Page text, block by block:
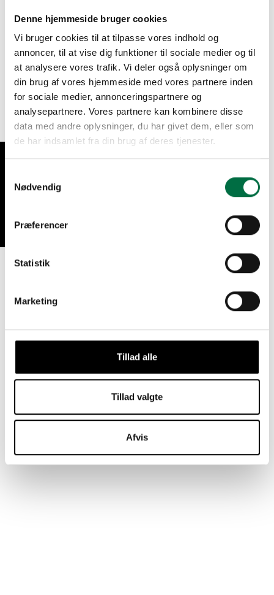
Denne hjemmeside bruger cookies
Vi bruger cookies til at tilpasse vores indhold og
annoncer, til at vise dig funktioner til sociale medier og til
at analysere vores trafik. Vi deler også oplysninger om
din brug af vores hjemmeside med vores partnere inden
for sociale medier, annonceringspartnere og
analysepartnere. Vores partnere kan kombinere disse
data med andre oplysninger, du har givet dem, eller som
de har indsamlet fra din brug af deres tjenester.
Nødvendig
Præferencer
Statistik
Marketing
Tillad alle
Tillad valgte
Afvis
trækker på referencer til de nordamerikanske indianere og
deres spirituelle smykker.
Normalpris: 1198 kr
Designet af Szhirley.
Levering 2-3 hverdage.
Materiale: 18 karat guldbelagt Sterling sølv med en
champagnefarvet zirkon i midten. Længde på kæden er
Sælges som en gaveæske med et sæt / par øreringe og
Du har altid 14 dages fortrydelsesret hos Dropps By
Vores smykker testes løbende hos dansk
ædelmetalkontrol. Indeholder hverken nikkel eller bly.
Pas godt på dine DROPPS - smykkebehandlingher
DEL TWEET PIN
← →
VIND RABATKODE!